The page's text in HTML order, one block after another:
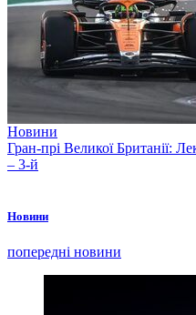
Новини
Гран-прі Великої Британії:
– 3-й
Новини
попередні новини